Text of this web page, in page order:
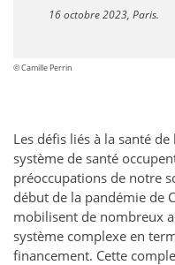
16 octobre 2023, Paris.
© Camille Perrin
Les défis liés à la santé
système de santé
préoccupations de notre
début de la pandémie de
mobilisent de nombreux
système complexe en
financement. Cette